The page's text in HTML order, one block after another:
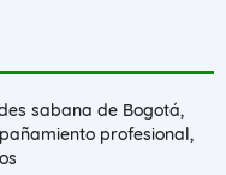
sabana de Bogotá,
profesional,